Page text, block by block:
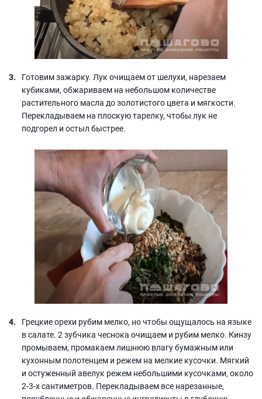
Готовим зажарку. Лук очищаем от шелухи, нарезаем
кубиками, обжариваем на небольшом количестве
растительного масла до золотистого цвета и мягкости.
Перекладываем на плоскую тарелку, чтобы лук не
подгорел и остыл быстрее.
Грецкие орехи рубим мелко, но чтобы ощущалось на языке
в салате. 2 зубчика чеснока очищаем и рубим мелко. Кинзу
промываем, промакаем лишнюю влагу бумажным или
кухонным полотенцем и режем на мелкие кусочки. Мягкий
и остуженный авелук режем небольшими кусочками, около
2-3-х сантиметров. Перекладываем все нарезанные,